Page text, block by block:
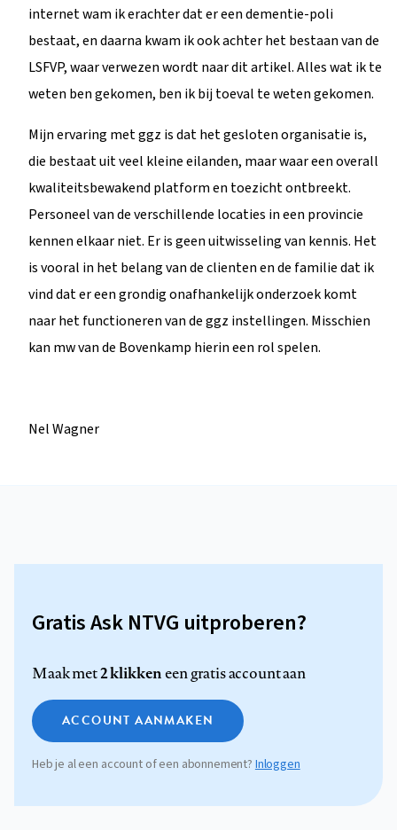
internet wam ik erachter dat er een dementie-poli
bestaat, en daarna kwam ik ook achter het bestaan van de
LSFVP, waar verwezen wordt naar dit artikel. Alles wat ik te
weten ben gekomen, ben ik bij toeval te weten gekomen.
Mijn ervaring met ggz is dat het gesloten organisatie is,
die bestaat uit veel kleine eilanden, maar waar een overall
kwaliteitsbewakend platform en toezicht ontbreekt.
Personeel van de verschillende locaties in een provincie
kennen elkaar niet. Er is geen uitwisseling van kennis. Het
is vooral in het belang van de clienten en de familie dat ik
vind dat er een grondig onafhankelijk onderzoek komt
naar het functioneren van de ggz instellingen. Misschien
kan mw van de Bovenkamp hierin een rol spelen.
Nel Wagner
Gratis Ask NTVG uitproberen?
Maak met2 klikkeneen gratis account aan
ACCOUNT AANMAKEN
Heb je al een account of een abonnement? Inloggen